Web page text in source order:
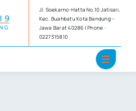
Jl. Soekarno-Hatta No.10 Jatisari,
Kec. Buahbatu Kota Bandung –
Jawa Barat 40286 | Phone :
0227315810